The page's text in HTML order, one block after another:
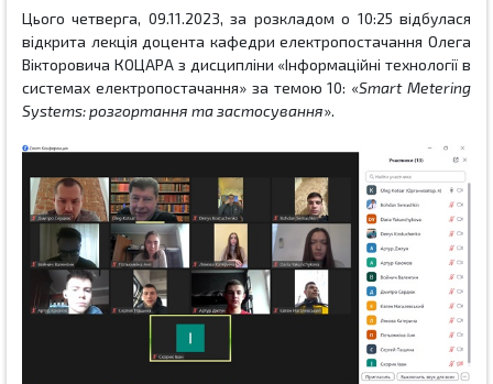
Цього четверга, 09.11.2023, за розкладом о 10:25 відбулася
відкрита лекція доцента кафедри електропостачання Олега
Вікторовича КОЦАРА з дисципліни «Інформаційні технології в
системах електропостачання» за темою 10: «Smart Metering
Systems: розгортання та застосування».